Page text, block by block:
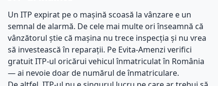
Un ITP expirat pe o mașină scoasă la vânzare e un
semnal de alarmă. De cele mai multe ori înseamnă că
vânzătorul știe că mașina nu trece inspecția și nu vrea
să investească în reparații. Pe Evita-Amenzi verifici
gratuit ITP-ul oricărui vehicul înmatriculat în România
— ai nevoie doar de numărul de înmatriculare.